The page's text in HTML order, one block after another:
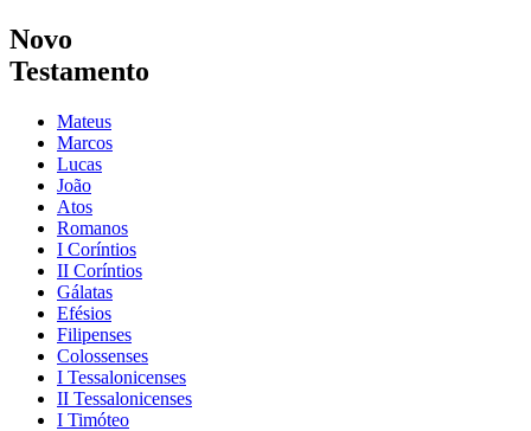
Novo
Testamento
Mateus
Marcos
Lucas
João
Atos
Romanos
I Coríntios
II Coríntios
Gálatas
Efésios
Filipenses
Colossenses
I Tessalonicenses
II Tessalonicenses
I Timóteo